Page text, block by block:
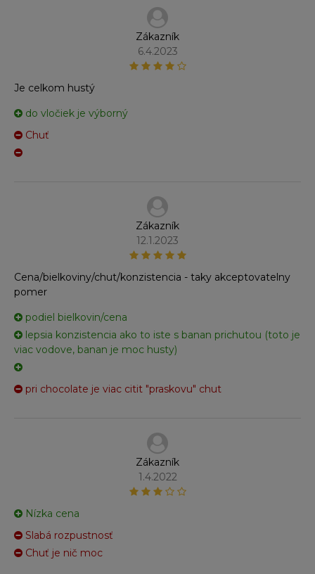
Zákazník
6.4.2023
Je celkom hustý
do vločiek je výborný
Chuť
Zákazník
12.1.2023
Cena/bielkoviny/chut/konzistencia - taky akceptovatelny
pomer
podiel bielkovin/cena
lepsia konzistencia ako to iste s banan prichutou (toto je
viac vodove, banan je moc husty)
pri chocolate je viac citit "praskovu" chut
Zákazník
1.4.2022
Nízka cena
Slabá rozpustnosť
Chuť je nič moc